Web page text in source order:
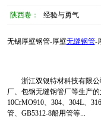
陕西卷： 经验与勇气
无锡厚壁钢管-厚壁无缝钢管-
浙江双银特材科技有限公
厂、包钢无缝钢管厂等生产的
10CrMO910、304、304L、
管、GB5312-8船用管等...